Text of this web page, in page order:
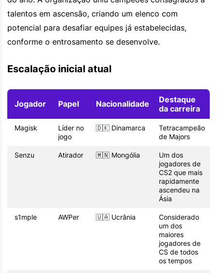
talentos em ascensão, criando um elenco com
potencial para desafiar equipes já estabelecidas,
conforme o entrosamento se desenvolve.
Escalação inicial atual
Jogador Papel Nacionalidade
Destaque
da carreira
Magisk
Líder no
jogo
🇩🇰 Dinamarca
Tetracampeão
de Majors
Senzu Atirador 🇲🇳 Mongólia
Um dos
jogadores de
CS2 que mais
rapidamente
ascendeu na
Ásia
s1mple AWPer 🇺🇦 Ucrânia
Considerado
um dos
maiores
jogadores de
CS de todos
os tempos